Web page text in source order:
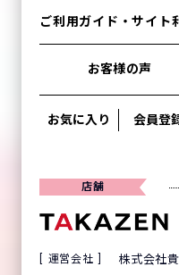
ご利用ガイド・サイト
お客様の声
お気に入り 会員登
店舗
運営会社 株式会社